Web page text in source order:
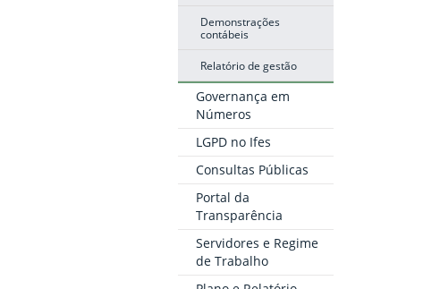
Demonstrações
contábeis
Relatório de gestão
Governança em
Números
LGPD no Ifes
Consultas Públicas
Portal da
Transparência
Servidores e Regime
de Trabalho